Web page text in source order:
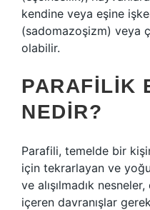
kendine veya eşine
(sadomazoşizm) veya
olabilir.
PARAFILIK
NEDIR?
Parafili, temelde bir
için tekrarlayan ve
ve alışılmadık
içeren davranışlar